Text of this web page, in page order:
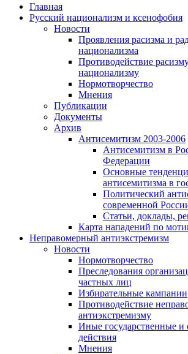
Главная
Русский национализм и ксенофобия
Новости
Проявления расизма и
национализма
Противодействие
национализму
Нормотворчество
Мнения
Публикации
Документы
Архив
Антисемитизм 2003-2006
Антисемитизм в
Федерации
Основные
антисемитизма в
Политический
современной
Статьи, доклады,
Карта нападений по
Неправомерный антиэкстремизм
Новости
Нормотворчество
Преследования
частных лиц
Избирательные кампании
Противодействие
антиэкстремизму
Иные государственные и
действия
Мнения